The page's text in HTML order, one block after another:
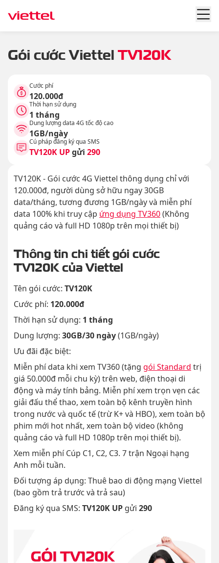
Gói cước Viettel TV120K
Cước phí
120.000đ
Thời hạn sử dụng
1 tháng
Dung lượng data 4G tốc độ cao
1GB/ngày
Cú pháp đăng ký qua SMS
TV120K UPgửi 290
TV120K - Gói cước 4G Viettel thông dụng chỉ với
120.000đ, người dùng sở hữu ngay 30GB
data/tháng, tương đương 1GB/ngày và miễn phí
data 100% khi truy cập ứng dụng TV360(Không
quảng cáo và full HD 1080p trên mọi thiết bị)
Thông tin chi tiết gói cước
TV120K của Viettel
Tên gói cước: TV120K
Cước phí: 120.000đ
Thời hạn sử dụng: 1 tháng
Dung lượng: 30GB/30 ngày(1GB/ngày)
Ưu đãi đặc biệt:
Miễn phí data khi xem TV360 (tặng gói Standard trị
giá 50.000đ mỗi chu kỳ) trên web, điện thoại di
động và máy tính bảng. Miễn phí xem trọn vẹn các
giải đấu thể thao, xem toàn bộ kênh truyền hình
trong nước và quốc tế (trừ K+ và HBO), xem toàn bộ
phim mới hot nhất, xem toàn bộ video (không
quảng cáo và full HD 1080p trên mọi thiết bị).
Xem miễn phí Cúp C1, C2, C3. 7 trận Ngoại hạng
Anh mỗi tuần.
Đối tượng áp dụng: Thuê bao di động mạng Viettel
(bao gồm trả trước và trả sau)
Đăng ký qua SMS: TV120K UP gửi 290